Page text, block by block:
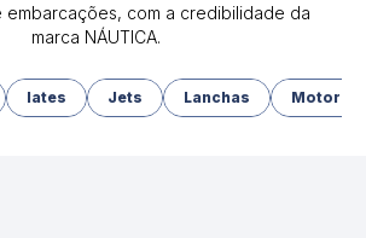
embarcações, com a credibilidade da
marca NÁUTICA.
Iates Jets Lanchas Motores